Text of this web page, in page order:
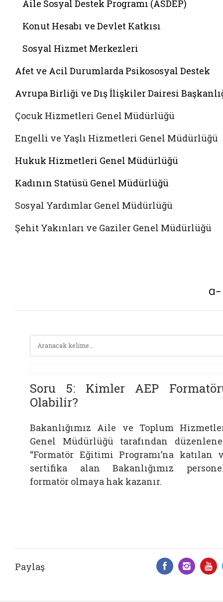
Aile Sosyal Destek Programı (ASDEP)
Konut Hesabı ve Devlet Katkısı
Sosyal Hizmet Merkezleri
Afet ve Acil Durumlarda Psikososyal Destek
Avrupa Birliği ve Dış İlişkiler Dairesi
Çocuk Hizmetleri Genel Müdürlüğü
Engelli ve Yaşlı Hizmetleri Genel Müdürlüğü
Hukuk Hizmetleri Genel Müdürlüğü
Kadının Statüsü Genel Müdürlüğü
Sosyal Yardımlar Genel Müdürlüğü
Şehit Yakınları ve Gaziler Genel Müdürlüğü
Soru 5: Kimler AEP
Olabilir?
Bakanlığımız Aile ve Toplum
Genel Müdürlüğü tarafından
“Formatör Eğitimi Programı’na katılan
sertifika alan Bakanlığımız
formatör olmaya hak kazanır.
Paylaş